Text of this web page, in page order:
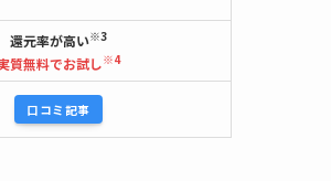
還元率が高い※3
質無料でお試し※4
口コミ記事